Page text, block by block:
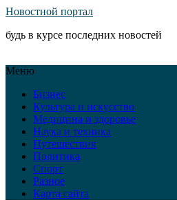
Новостной портал
будь в курсе последних новостей
Меню
Бизнес
Культура и искусство
Медицина и здоровье
Наука и техника
Путешествия
Политика
Спорт
Разное
Карта сайта